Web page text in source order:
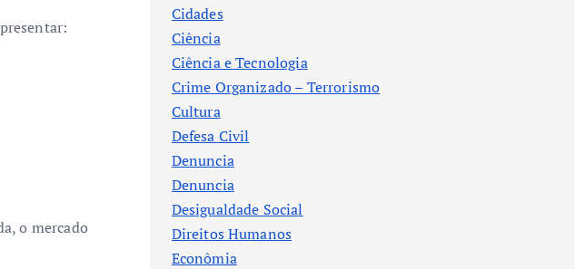
o mercado
Cidades
Ciência
Ciência e Tecnologia
Crime Organizado – Terrorismo
Cultura
Defesa Civil
Denuncia
Denuncia
Desigualdade Social
Direitos Humanos
Econômia